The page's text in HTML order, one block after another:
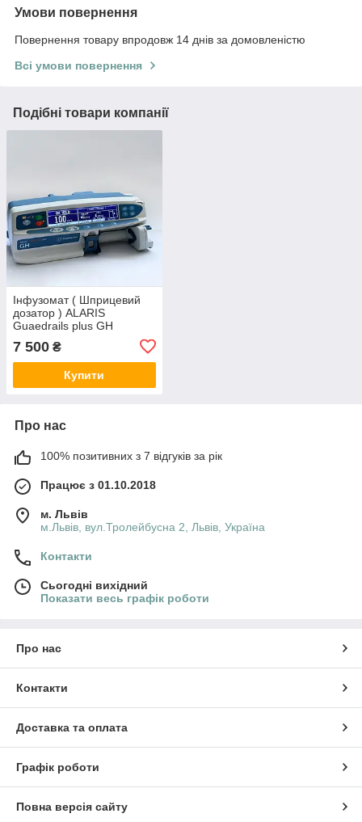
Умови повернення
Повернення товару впродовж 14 днів за домовленістю
Всі умови повернення
Подібні товари компанії
Інфузомат ( Шприцевий
дозатор ) ALARIS
Guaedrails plus GH
7 500 ₴
Купити
Про нас
100% позитивних з 7 відгуків за рік
Працює з 01.10.2018
м. Львів
м.Львів, вул.Тролейбусна 2, Львів, Україна
Контакти
Сьогодні вихідний
Показати весь графік роботи
Про нас
Контакти
Доставка та оплата
Графік роботи
Повна версія сайту